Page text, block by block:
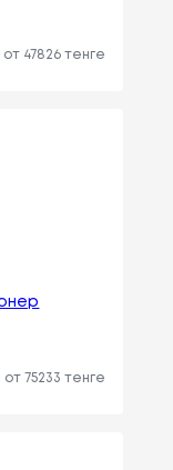
от 47826 тенге
от 75233 тенге